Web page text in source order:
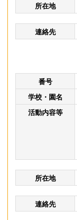
所在地
連絡先
番号
学校・園名
活動内容等
所在地
連絡先